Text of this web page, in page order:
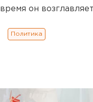
время он
Политика